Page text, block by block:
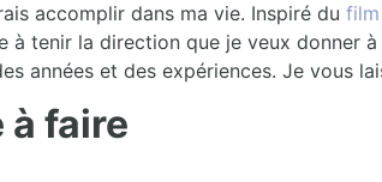
accomplir dans ma vie. Inspiré du film
à tenir la direction que je veux donner
années et des expériences. Je vous
à faire